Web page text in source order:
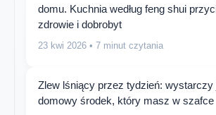
domu. Kuchnia według feng shui
zdrowie i dobrobyt
23 kwi 2026 • 7 minut czytania
Zlew lśniący przez tydzień: wystarczy
domowy środek, który masz w szafce